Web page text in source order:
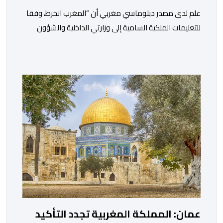
علم لدى مصدر دبلوماسي مغربي أن “المغرب انخرط، وفقا
للتعليمات الملكية السامية إلى وزارتي الداخلية والشؤون
أن المملكة المغربية مستعدة للتنسيق مع شركائها الإسبان
والأوروبيين من أجل إعادة القاصرين غير المرفوقين. وأعرب
المصدر ذاته عن الأسف لكونه “في […]
عمان: المملكة المغربية تجدد التأكيد